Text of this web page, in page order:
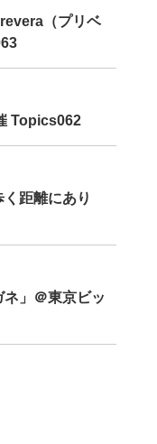
（プリベ
Topics062
く距離にあり
」＠東京ビッ